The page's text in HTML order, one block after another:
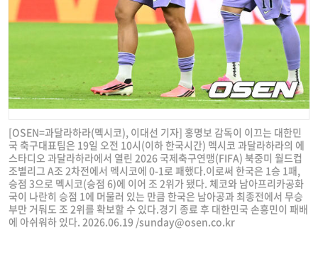
[OSEN=과달라하라(멕시코), 이대선 기자] 홍명보 감독이 이끄는 대한민
국 축구대표팀은 19일 오전 10시(이하 한국시간) 멕시코 과달라하라의 에
스타디오 과달라하라에서 열린 2026 국제축구연맹(FIFA) 북중미 월드컵
조별리그 A조 2차전에서 멕시코에 0-1로 패했다.이로써 한국은 1승 1패,
승점 3으로 멕시코(승점 6)에 이어 조 2위가 됐다. 체코와 남아프리카공화
국이 나란히 승점 1에 머물러 있는 만큼 한국은 남아공과 최종전에서 무승
부만 거둬도 조 2위를 확보할 수 있다.경기 종료 후 대한민국 손흥민이 패배
에 아쉬워하 있다. 2026.06.19 /sunday@osen.co.kr